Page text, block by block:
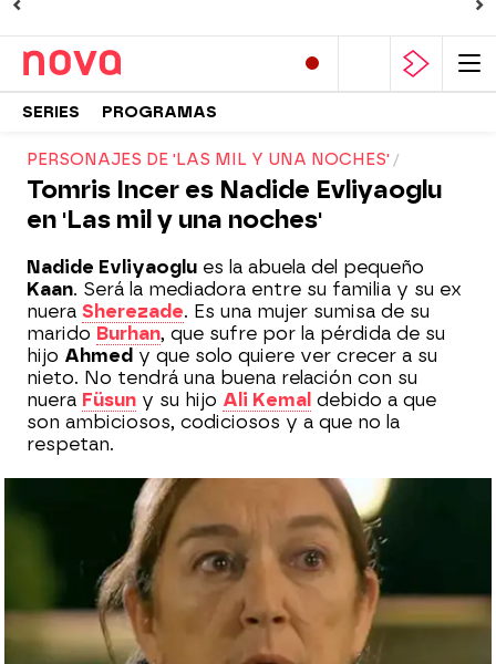
SERIES PROGRAMAS
PERSONAJES DE 'LAS MIL Y UNA NOCHES'
Tomris Incer es Nadide Evliyaoglu
en 'Las mil y una noches'
Nadide Evliyaoglu es la abuela del pequeño
Kaan. Será la mediadora entre su familia y su ex
nuera Sherezade. Es una mujer sumisa de su
marido Burhan, que sufre por la pérdida de su
hijo Ahmed y que solo quiere ver crecer a su
nieto. No tendrá una buena relación con su
nuera Füsun y su hijo Ali Kemal debido a que
son ambiciosos, codiciosos y a que no la
respetan.